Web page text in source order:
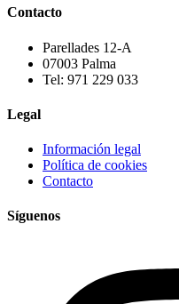
Contacto
Parellades 12-A
07003 Palma
Tel: 971 229 033
Legal
Información legal
Política de cookies
Contacto
Síguenos